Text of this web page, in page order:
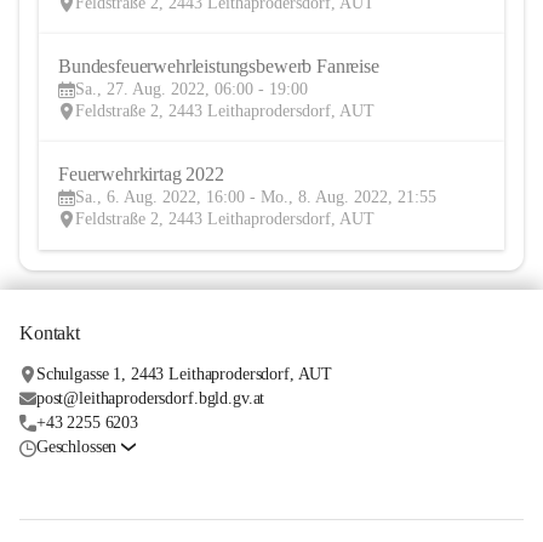
Bundesfeuerwehrleistungsbewerb Fanreise
Sa., 27. Aug. 2022, 06:00 - 19:00
Feldstraße 2, 2443 Leithaprodersdorf, AUT
Feuerwehrkirtag 2022
Sa., 6. Aug. 2022, 16:00 - Mo., 8. Aug. 2022, 21:55
Feldstraße 2, 2443 Leithaprodersdorf, AUT
Kontakt
Schulgasse 1, 2443 Leithaprodersdorf, AUT
post@leithaprodersdorf.bgld.gv.at
+43 2255 6203
Geschlossen